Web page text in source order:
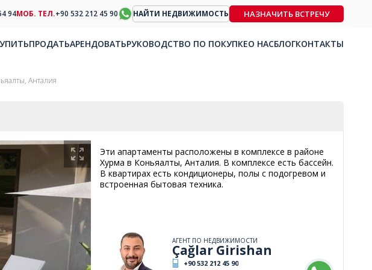
Анталия
Эти апартаменты расположены в комплексе в районе
Хурма в Коньяалты, Анталия. В комплексе есть бассейн.
В квартирах есть кондиционеры, полы с подогревом и
встроенная бытовая техника.
АГЕНТ ПО НЕДВИЖИМОСТИ
Çağlar Girishan
+90 532 212 45 90
94МОБ. ТЕЛ.+90 532 212 45 90 НАЙТИ НЕДВИЖИМОСТЬ НАЗНАЧИТЬ ВСТРЕЧУ
ПРОДАТЬАРЕНДОВАТЬРУКОВОДСТВО ПО ПОКУПКЕО НАСБЛОГКОНТАКТЫ